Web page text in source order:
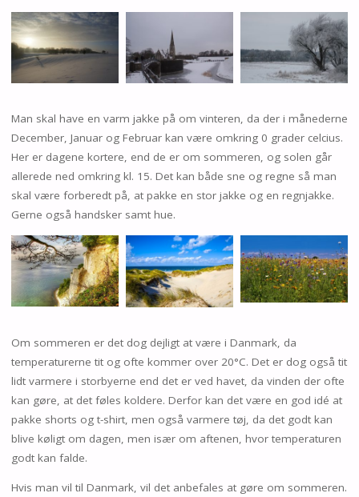
Man skal have en varm jakke på om vinteren, da der i månederne
December, Januar og Februar kan være omkring 0 grader celcius.
Her er dagene kortere, end de er om sommeren, og solen går
allerede ned omkring kl. 15. Det kan både sne og regne så man
skal være forberedt på, at pakke en stor jakke og en regnjakke.
Gerne også handsker samt hue.
Om sommeren er det dog dejligt at være i Danmark, da
temperaturerne tit og ofte kommer over 20°C. Det er dog også tit
lidt varmere i storbyerne end det er ved havet, da vinden der ofte
kan gøre, at det føles koldere. Derfor kan det være en god idé at
pakke shorts og t-shirt, men også varmere tøj, da det godt kan
blive køligt om dagen, men især om aftenen, hvor temperaturen
godt kan falde.
Hvis man vil til Danmark, vil det anbefales at gøre om sommeren.